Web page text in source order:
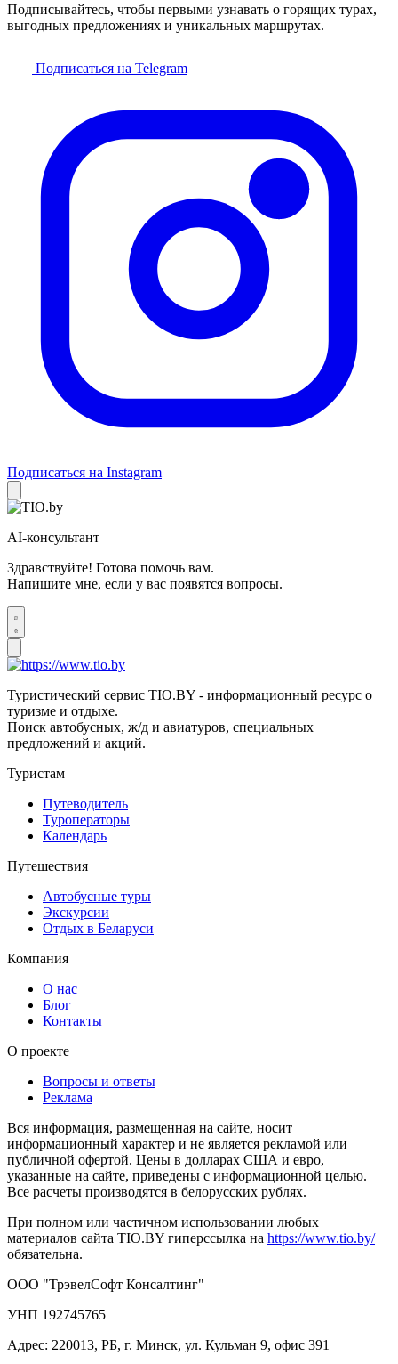
Подписывайтесь, чтобы первыми узнавать о горящих турах,
выгодных предложениях и уникальных маршрутах.
Подписаться на Telegram
Подписаться на Instagram
AI-консультант
Здравствуйте! Готова помочь вам.
Напишите мне, если у вас появятся вопросы.
Туристический сервис TIO.BY - информационный ресурс о
туризме и отдыхе.
Поиск автобусных, ж/д и авиатуров, специальных
предложений и акций.
Туристам
Путеводитель
Туроператоры
Календарь
Путешествия
Автобусные туры
Экскурсии
Отдых в Беларуси
Компания
О нас
Блог
Контакты
О проекте
Вопросы и ответы
Реклама
Вся информация, размещенная на сайте, носит
информационный характер и не является рекламой или
публичной офертой. Цены в долларах США и евро,
указанные на сайте, приведены с информационной целью.
Все расчеты производятся в белорусских рублях.
При полном или частичном использовании любых
материалов сайта TIO.BY гиперссылка на https://www.tio.by/
обязательна.
ООО "ТрэвелСофт Консалтинг"
УНП 192745765
Адрес: 220013, РБ, г. Минск, ул. Кульман 9, офис 391